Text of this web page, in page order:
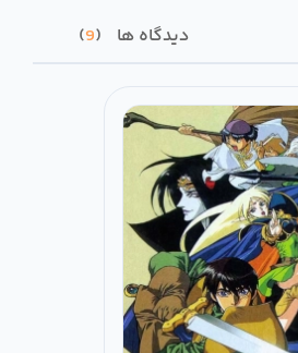
دیدگاه ها 9